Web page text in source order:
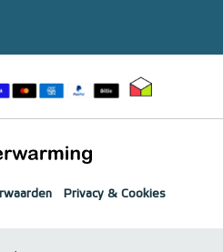
Privacy & Cookies